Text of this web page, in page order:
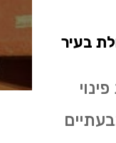
בעיר